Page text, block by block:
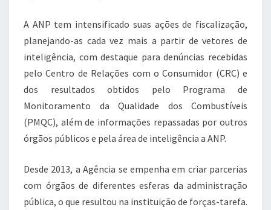
A ANP tem intensificado suas ações de fiscalização,
planejando-as cada vez mais a partir de vetores de
inteligência, com destaque para denúncias recebidas
pelo Centro de Relações com o Consumidor (CRC) e
dos resultados obtidos pelo Programa de
Monitoramento da Qualidade dos Combustíveis
(PMQC), além de informações repassadas por outros
órgãos públicos e pela área de inteligência a ANP.
Desde 2013, a Agência se empenha em criar parcerias
com órgãos de diferentes esferas da administração
pública, o que resultou na instituição de forças-tarefa.